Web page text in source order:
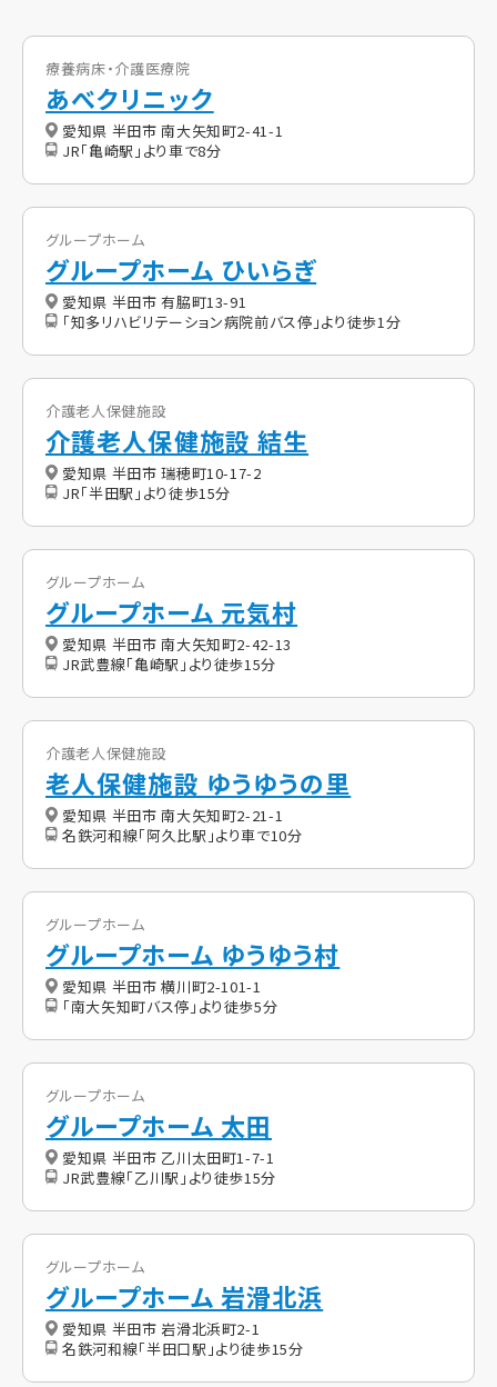
療養病床・介護医療院
あべクリニック
愛知県 半田市 南大矢知町2-41-1
JR「亀崎駅」より車で8分
グループホーム
グループホーム ひいらぎ
愛知県 半田市 有脇町13-91
「知多リハビリテーション病院前バス停」より徒歩1分
介護老人保健施設
介護老人保健施設 結生
愛知県 半田市 瑞穂町10-17-2
JR「半田駅」より徒歩15分
グループホーム
グループホーム 元気村
愛知県 半田市 南大矢知町2-42-13
JR武豊線「亀崎駅」より徒歩15分
介護老人保健施設
老人保健施設 ゆうゆうの里
愛知県 半田市 南大矢知町2-21-1
名鉄河和線「阿久比駅」より車で10分
グループホーム
グループホーム ゆうゆう村
愛知県 半田市 横川町2-101-1
「南大矢知町バス停」より徒歩5分
グループホーム
グループホーム 太田
愛知県 半田市 乙川太田町1-7-1
JR武豊線「乙川駅」より徒歩15分
グループホーム
グループホーム 岩滑北浜
愛知県 半田市 岩滑北浜町2-1
名鉄河和線「半田口駅」より徒歩15分